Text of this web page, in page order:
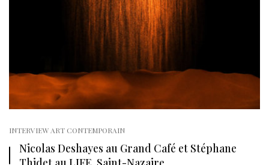
INTERVIEW ART CONTEMPORAIN
Nicolas Deshayes au Grand Café et Stéphane